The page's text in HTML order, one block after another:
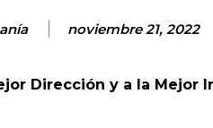
noviembre 21, 2022
Dirección y a la